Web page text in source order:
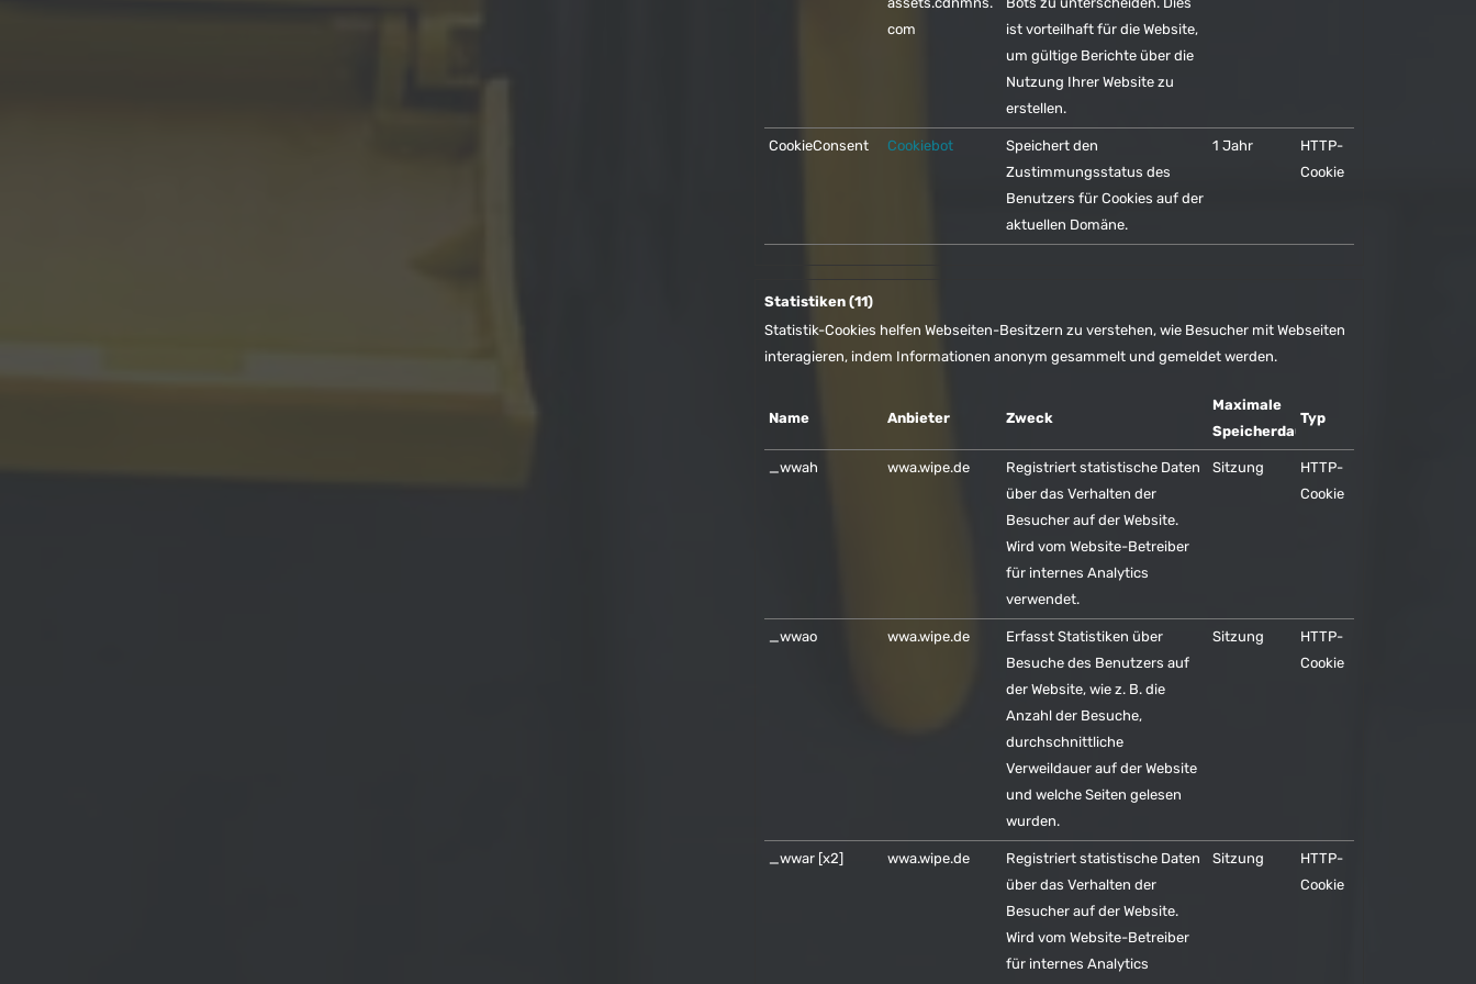
com
ist vorteilhaft für die Website,
um gültige Berichte über die
Nutzung Ihrer Website zu
erstellen.
CookieConsent Cookiebot
Speichert den
Zustimmungsstatus des
Benutzers für Cookies auf der
aktuellen Domäne.
1 Jahr
HTTP-
Cookie
Statistiken (11)
Statistik-Cookies helfen Webseiten-Besitzern zu verstehen, wie Besucher mit Webseiten
interagieren, indem Informationen anonym gesammelt und gemeldet werden.
Name Anbieter Zweck
Maximale
Speicherdauer
Typ
_wwah wwa.wipe.de
Registriert statistische Daten
über das Verhalten der
Besucher auf der Website.
Wird vom Website-Betreiber
für internes Analytics
verwendet.
Sitzung
HTTP-
Cookie
_wwao wwa.wipe.de
Erfasst Statistiken über
Besuche des Benutzers auf
der Website, wie z. B. die
Anzahl der Besuche,
durchschnittliche
Verweildauer auf der Website
und welche Seiten gelesen
wurden.
Sitzung
HTTP-
Cookie
_wwar [x2] wwa.wipe.de
Registriert statistische Daten
über das Verhalten der
Besucher auf der Website.
Wird vom Website-Betreiber
für internes Analytics
Sitzung
HTTP-
Cookie